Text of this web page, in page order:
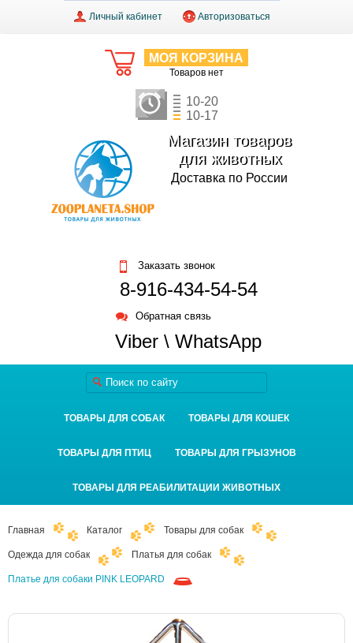
Личный кабинет Авторизоваться
МОЯ КОРЗИНА
Товаров нет
10-20
10-17
Магазин товаров
для животных
Доставка по России
Заказать звонок
8-916-434-54-54
Обратная связь
Viber \ WhatsApp
ТОВАРЫ ДЛЯ СОБАК ТОВАРЫ ДЛЯ КОШЕК
ТОВАРЫ ДЛЯ ПТИЦ ТОВАРЫ ДЛЯ ГРЫЗУНОВ
ТОВАРЫ ДЛЯ РЕАБИЛИТАЦИИ ЖИВОТНЫХ
Главная Каталог Товары для собак
Одежда для собак Платья для собак
Платье для собаки PINK LEOPARD